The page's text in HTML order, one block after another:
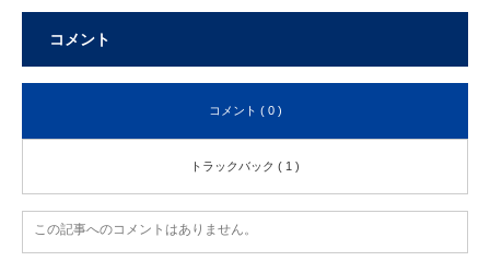
コメント
コメント ( 0 )
トラックバック ( 1 )
この記事へのコメントはありません。